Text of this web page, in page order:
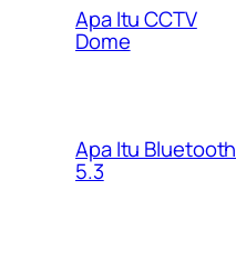
Apa Itu CCTV
Dome
Apa Itu Bluetooth
5.3